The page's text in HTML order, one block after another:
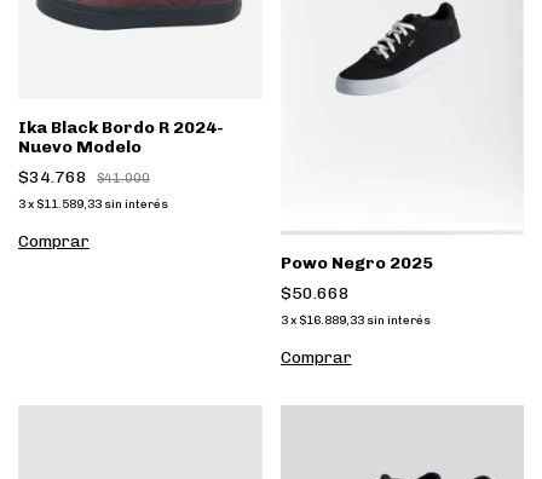
Ika Black Bordo R 2024-
Nuevo Modelo
$34.768
$41.000
3x $11.589,33 sin interés
Comprar
Powo Negro 2025
$50.668
3 x $16.889,33 sin interés
Comprar